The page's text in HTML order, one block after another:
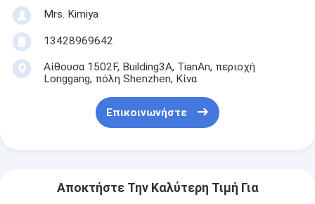
Mrs. Kimiya
13428969642
Αίθουσα 1502F, Building3A, TianAn, περιοχή
Longgang, πόλη Shenzhen, Κίνα
Επικοινωνήστε
Αποκτήστε Την Καλύτερη Τιμή Για